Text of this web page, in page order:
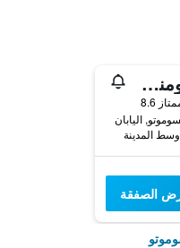
هوتل هارومني بين
8.6
الصفقة